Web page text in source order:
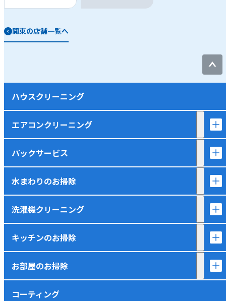
関東の店舗一覧へ
ハウスクリーニング
エアコンクリーニング
パックサービス
水まわりのお掃除
洗濯機クリーニング
キッチンのお掃除
お部屋のお掃除
コーティング